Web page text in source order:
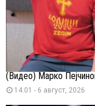
(Видео) Марко
14:01 - 6 август, 2026